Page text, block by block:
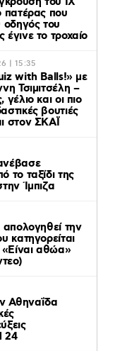
πατέρας που
του
το τροχαίο
| 15:35
with Balls!» με
Τσιμιτσέλη –
γέλιο και οι πιο
βουτιές
στον ΣΚΑΪ
το ταξίδι της
Ίμπιζα
την
κατηγορείται
«Είναι αθώα»
Αθηναΐδα
24